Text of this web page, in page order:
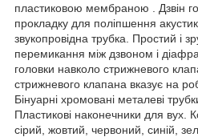
пластиковою мембраною . Дзвін
прокладку для поліпшення
звукопровідна трубка. Простий і
перемикання між дзвоном і
головки навколо стрижневого
стрижневого клапана вказує на
Бінуарні хромовані металеві
Пластикові наконечники для вух.
сірий, жовтий, червоний, синій,